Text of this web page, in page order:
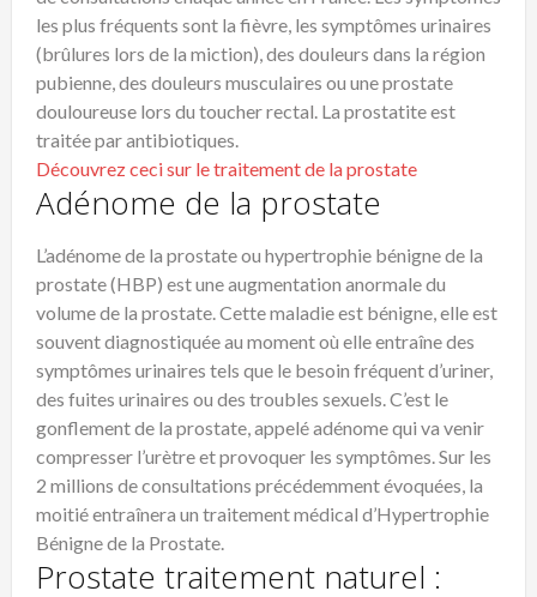
les plus fréquents sont la fièvre, les symptômes urinaires
(brûlures lors de la miction), des douleurs dans la région
pubienne, des douleurs musculaires ou une prostate
douloureuse lors du toucher rectal. La prostatite est
traitée par antibiotiques.
Découvrez ceci sur le traitement de la prostate
Adénome de la prostate
L’adénome de la prostate ou hypertrophie bénigne de la
prostate (HBP) est une augmentation anormale du
volume de la prostate. Cette maladie est bénigne, elle est
souvent diagnostiquée au moment où elle entraîne des
symptômes urinaires tels que le besoin fréquent d’uriner,
des fuites urinaires ou des troubles sexuels. C’est le
gonflement de la prostate, appelé adénome qui va venir
compresser l’urètre et provoquer les symptômes. Sur les
2 millions de consultations précédemment évoquées, la
moitié entraînera un traitement médical d’Hypertrophie
Bénigne de la Prostate.
Prostate traitement naturel :